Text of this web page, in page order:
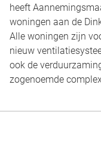
heeft
woningen aan de
Alle woningen zijn
nieuw
ook de
zogenoemde